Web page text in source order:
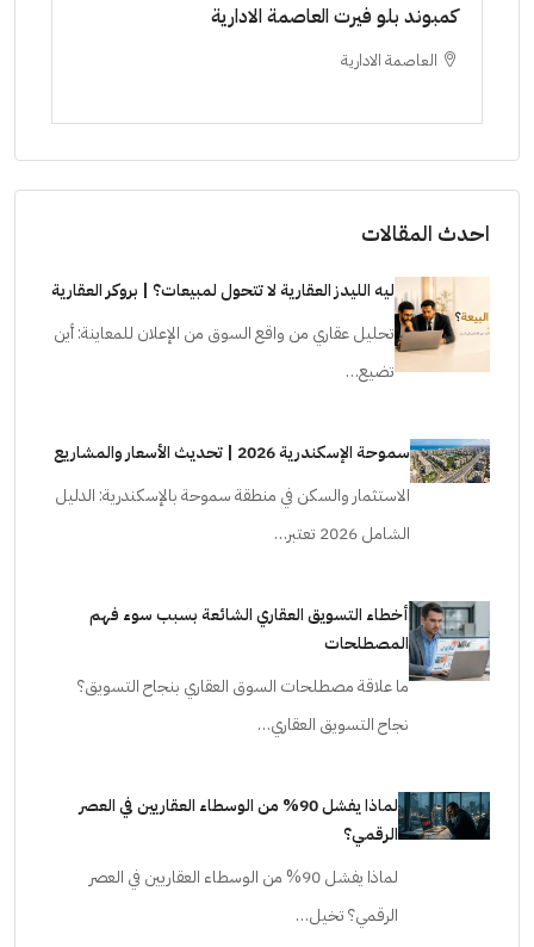
كمبوند بلو فيرت العاصمة الادارية
العاصمة الادارية
احدث المقالات
ليه الليدز العقارية لا تتحول لمبيعات؟ | بروكر العقارية
تحليل عقاري من واقع السوق من الإعلان للمعاينة: أين
تضيع…
سموحة الإسكندرية 2026 | تحديث الأسعار والمشاريع
الاستثمار والسكن في منطقة سموحة بالإسكندرية: الدليل
الشامل 2026 تعتبر…
أخطاء التسويق العقاري الشائعة بسبب سوء فهم
المصطلحات
ما علاقة مصطلحات السوق العقاري بنجاح التسويق؟
نجاح التسويق العقاري…
لماذا يفشل 90% من الوسطاء العقاريين في العصر
الرقمي؟
لماذا يفشل 90% من الوسطاء العقاريين في العصر
الرقمي؟ تخيل…